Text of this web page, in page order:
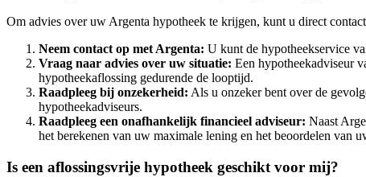
Om advies over uw Argenta hypotheek te krijgen, kunt u direct
Neem contact op met Argenta: U kunt de hypotheekservice
Vraag naar advies over uw situatie: Een hypotheekadviseur
hypotheekaflossing gedurende de looptijd.
Raadpleeg bij onzekerheid: Als u onzeker bent over de
hypotheekadviseurs.
Raadpleeg een onafhankelijk financieel adviseur: Naast
het berekenen van uw maximale lening en het beoordelen van
Is een aflossingsvrije hypotheek geschikt voor mij?